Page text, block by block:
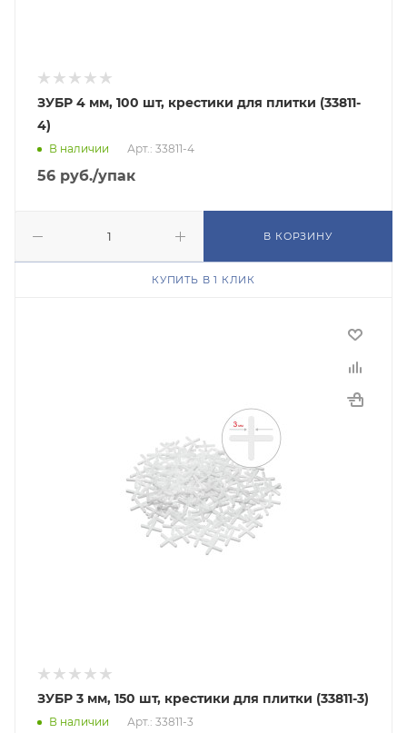
ЗУБР 4 мм, 100 шт, крестики для плитки (33811-
4)
В наличии Арт.: 33811-4
56 руб./упак
В КОРЗИНУ
КУПИТЬ В 1 КЛИК
ЗУБР 3 мм, 150 шт, крестики для плитки (33811-3)
В наличии Арт.: 33811-3